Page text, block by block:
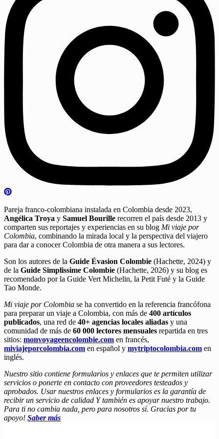
Pareja franco-colombiana instalada en Colombia desde 2023,
Angélica Troya y Samuel Bourille recorren el país desde 2013 y
comparten sus reportajes y experiencias en su blog Mi viaje por
Colombia, combinando la mirada local y la perspectiva del viajero
para dar a conocer Colombia de otra manera a sus lectores.
Son los autores de la Guide Évasion Colombie (Hachette, 2024) y
de la Guide Simplissime Colombie (Hachette, 2026) y su blog es
recomendado por la Guide Vert Michelin, la Petit Futé y la Guide
Tao Monde.
Mi viaje por Colombia se ha convertido en la referencia francófona
para preparar un viaje a Colombia, con más de 400 artículos
publicados, una red de 40+ agencias locales aliadas y una
comunidad de más de 60 000 lectores mensuales repartida en tres
sitios: monvoyageencolombie.com en francés,
miviajeporcolombia.com en español y mytriptocolombia.com en
inglés.
Nuestro sitio contiene formularios y enlaces que te permiten utilizar
servicios o ponerte en contacto con proveedores testeados y
aprobados. Usar nuestros enlaces y formularios es la garantía de
recibir un servicio de calidad Y también es apoyar nuestro trabajo.
Para ti no cambia nada, pero para nosotros sí. Gracias por tu
apoyo! Saber más